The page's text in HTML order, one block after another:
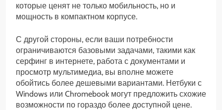
которые ценят не только мобильность, но и
мощность в компактном корпусе.
С другой стороны, если ваши потребности
ограничиваются базовыми задачами, такими как
серфинг в интернете, работа с документами и
просмотр мультимедиа, вы вполне можете
обойтись более дешевыми вариантами. Нетбуки с
Windows или Chromebook могут предложить схожие
возможности по гораздо более доступной цене.